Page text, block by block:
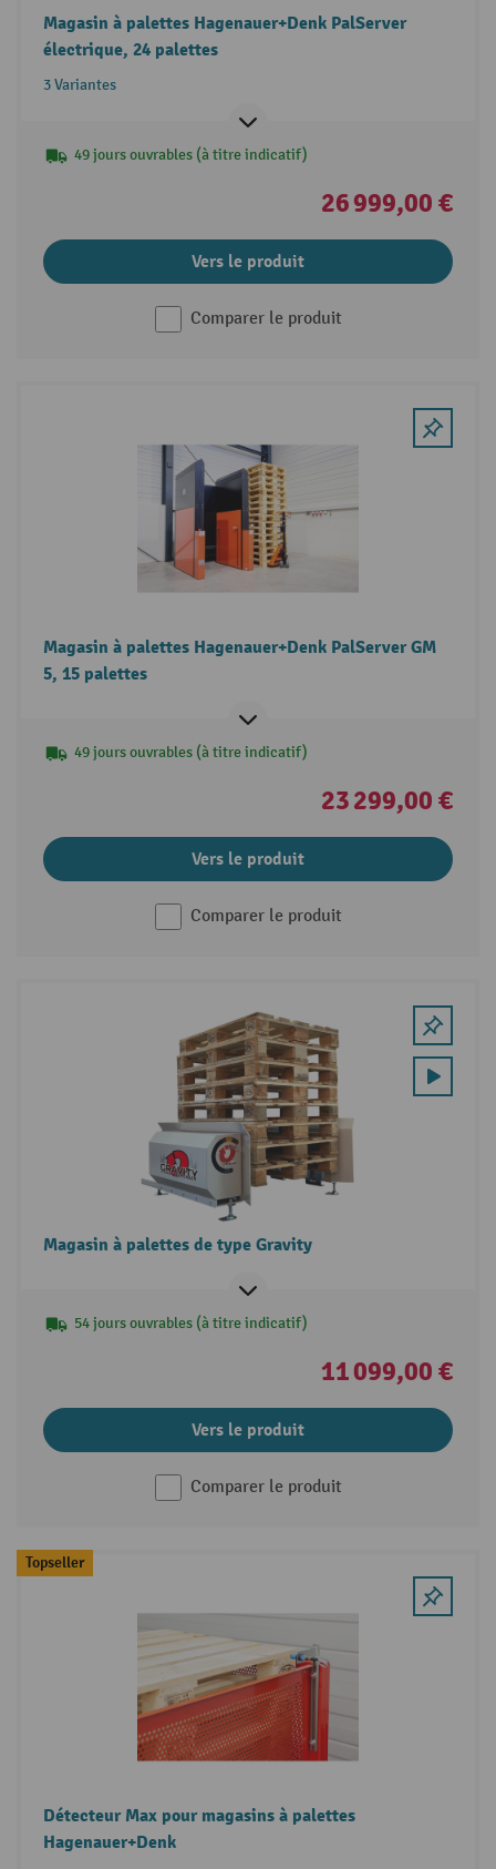
Magasin à palettes Hagenauer+Denk PalServer
électrique, 24 palettes
3 Variantes
49 jours ouvrables (à titre indicatif)
26 999,00 €
Vers le produit
Comparer le produit
Magasin à palettes Hagenauer+Denk PalServer GM
5, 15 palettes
49 jours ouvrables (à titre indicatif)
23 299,00 €
Vers le produit
Comparer le produit
Magasin à palettes de type Gravity
54 jours ouvrables (à titre indicatif)
11 099,00 €
Vers le produit
Comparer le produit
Topseller
Détecteur Max pour magasins à palettes
Hagenauer+Denk